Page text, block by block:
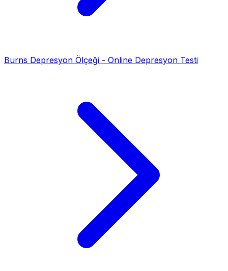
Burns Depresyon Ölçeği - Online Depresyon Testi